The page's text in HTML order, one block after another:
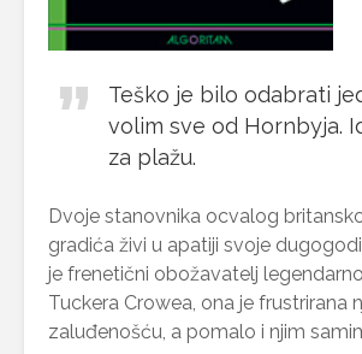
Teško je bilo odabrati
volim sve od Hornbyja.
za plažu.
Dvoje stanovnika ocvalog
gradića živi u apatiji svoje
je frenetični obožavatelj
Tuckera Crowea, ona je frustrirana
zaluđenošću, a pomalo i njim